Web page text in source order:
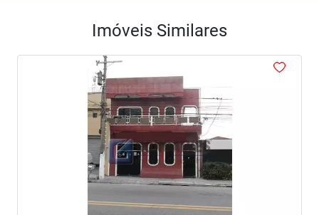
Imóveis Similares